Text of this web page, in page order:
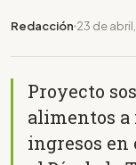
Redacción 23 de
Proyecto
alimentos a
ingresos